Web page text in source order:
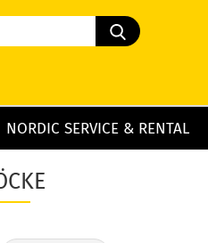
Suche...
NORDIC SERVICE & RENTAL